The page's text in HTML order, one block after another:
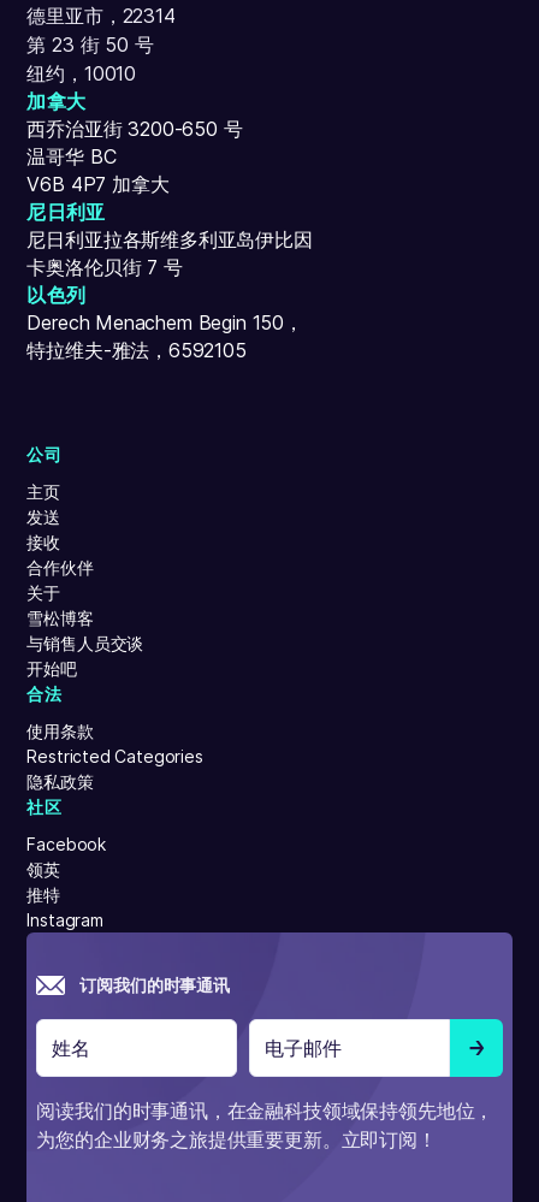
德里亚市，22314
第 23 街 50 号
纽约，10010
加拿大
西乔治亚街 3200-650 号
温哥华 BC
V6B 4P7 加拿大
尼日利亚
尼日利亚拉各斯维多利亚岛伊比因
卡奥洛伦贝街 7 号
以色列
Derech Menachem Begin 150，
特拉维夫-雅法，6592105
公司
主页
发送
接收
合作伙伴
关于
雪松博客
与销售人员交谈
开始吧
合法
使用条款
Restricted Categories
隐私政策
社区
Facebook
领英
推特
Instagram
订阅我们的时事通讯
阅读我们的时事通讯，在金融科技领域保持领先地位，
为您的企业财务之旅提供重要更新。立即订阅！